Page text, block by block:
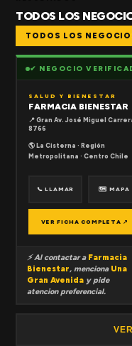
TODOS LOS
TODOS LOS
✔ NEGOCIO
SALUD Y BIENESTAR
FARMACIA BIENESTAR
📍 Gran Av. José Miguel
8766
🌎 La Cisterna · Región
Metropolitana · Centro Chile
📞 LLAMAR 🗺 MAPA
VER FICHA COMPLETA ↗
⚡ Al contactar a Farmacia
Bienestar, menciona Una
Gran Avenida y pide
atencion preferencial.